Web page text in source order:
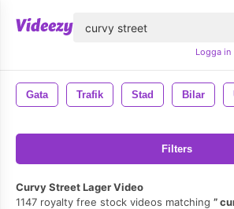
Logga in
Gata Trafik Stad Bilar
Filters
Curvy Street Lager Video
1147 royalty free stock videos matching